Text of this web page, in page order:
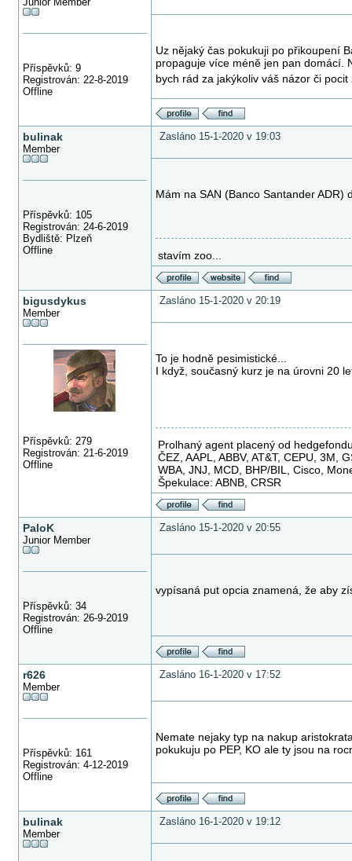
Příspěvků: 9
Registrován: 22-8-2019
Offline
Uz nějaký čas pokukuji po přikoupení
propaguje více méně jen pan domácí.
bych rád za jakýkoliv váš názor či
bulinak
Member
Příspěvků: 105
Registrován: 24-6-2019
Bydliště: Plzeň
Offline
Zasláno 15-1-2020 v 19:03
Mám na SAN (Banco Santander ADR)
stavím zoo...
bigusdykus
Member
Příspěvků: 279
Registrován: 21-6-2019
Offline
Zasláno 15-1-2020 v 20:19
To je hodně pesimistické...
I když, současný kurz je na úrovni 20
Prolhaný agent placený od
ČEZ, AAPL, ABBV, AT&T, CEPU, 3M,
WBA, JNJ, MCD, BHP/BIL, Cisco,
Špekulace: ABNB, CRSR
PaloK
Junior Member
Příspěvků: 34
Registrován: 26-9-2019
Offline
Zasláno 15-1-2020 v 20:55
vypísaná put opcia znamená, že aby
r626
Member
Příspěvků: 161
Registrován: 4-12-2019
Offline
Zasláno 16-1-2020 v 17:52
Nemate nejaky typ na nakup
pokukuju po PEP, KO ale ty jsou na
bulinak
Member
Zasláno 16-1-2020 v 19:12